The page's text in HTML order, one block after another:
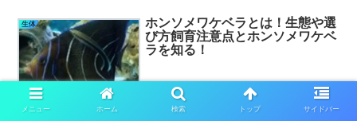
生体
ホンソメワケベラとは！生態や選
び方飼育注意点とホンソメワケベ
ラを知る！
こんにちは管理人です(・∀・)ノ いつも見てくださる皆様ありがとう
ございます 今回は海水魚されている方には馴染み深いのではないか
メニュー ホーム 検索 トップ サイドバー